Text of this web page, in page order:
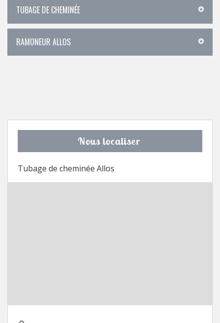
TUBAGE DE CHEMINÉE
RAMONEUR ALLOS
Nous localiser
Tubage de cheminée Allos